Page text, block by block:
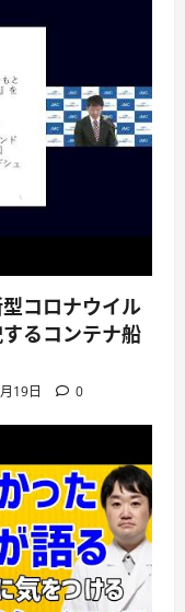
コロナウイル
るコンテナ船
19日 0